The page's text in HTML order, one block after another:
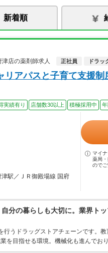
新着順
店の薬剤師求人
正社員 ドラッ
リアパスと子育て支援
実績有り 店舗数30以上 積極採用中
駅／ＪＲ御殿場線 国府
マイ
薬局
のでご
分の暮らしも大切に。業界ト
うドラッグストアチェーンです。
を目指せる環境。機械化も進んでお